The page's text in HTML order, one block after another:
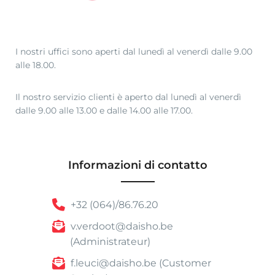
I nostri uffici sono aperti dal lunedì al venerdì dalle 9.00
alle 18.00.
Il nostro servizio clienti è aperto dal lunedì al venerdì
dalle 9.00 alle 13.00 e dalle 14.00 alle 17.00.
Informazioni di contatto
+32 (064)/86.76.20
v.verdoot@daisho.be
(Administrateur)
f.leuci@daisho.be (Customer